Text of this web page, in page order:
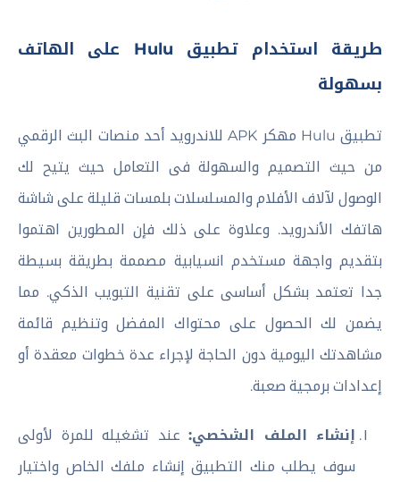
طريقة استخدام تطبيق Hulu على الهاتف
بسهولة
تطبيق Hulu مهكر APK للاندرويد أحد منصات البث الرقمي
من حيث التصميم والسهولة فى التعامل حيث يتيح لك
الوصول لآلاف الأفلام والمسلسلات بلمسات قليلة على شاشة
هاتفك الأندرويد. وعلاوة على ذلك فإن المطورين اهتموا
بتقديم واجهة مستخدم انسيابية مصممة بطريقة بسيطة
جدا تعتمد بشكل أساسى على تقنية التبويب الذكي. مما
يضمن لك الحصول على محتواك المفضل وتنظيم قائمة
مشاهدتك اليومية دون الحاجة لإجراء عدة خطوات معقدة أو
إعدادات برمجية صعبة.
إنشاء الملف الشخصي: عند تشغيله للمرة لأولى
سوف يطلب منك التطبيق إنشاء ملفك الخاص واختيار